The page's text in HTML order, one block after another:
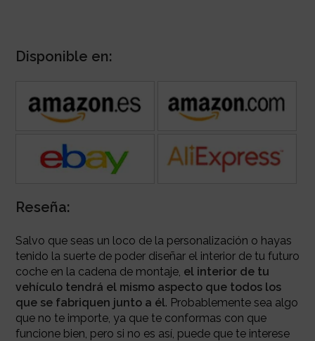
Disponible en:
Reseña:
Salvo que seas un loco de la personalización o hayas
tenido la suerte de poder diseñar el interior de tu futuro
coche en la cadena de montaje, el interior de tu
vehículo tendrá el mismo aspecto que todos los
que se fabriquen junto a él. Probablemente sea algo
que no te importe, ya que te conformas con que
funcione bien, pero si no es así, puede que te interese